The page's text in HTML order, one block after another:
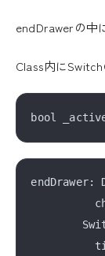
endDrawerの中
Class内に
endDrawer: